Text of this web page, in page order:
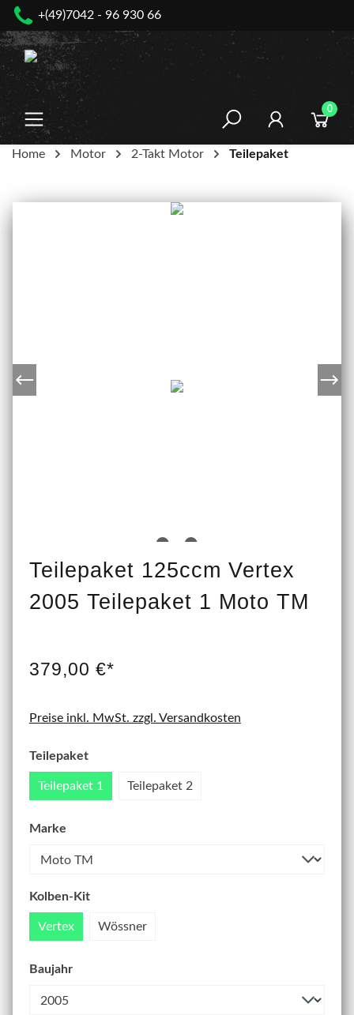
springen
+(49)7042 - 96 930 66
0
Home Motor 2-Takt Motor Teilepaket
Teilepaket 125ccm Vertex
2005 Teilepaket 1 Moto TM
379,00 €*
Preise inkl. MwSt. zzgl. Versandkosten
Teilepaket
Teilepaket 1 Teilepaket 2
Marke
Kolben-Kit
Vertex Wössner
Baujahr